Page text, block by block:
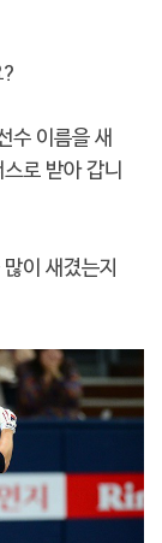
수 이름을 새
로 받아 갑니
이 새겼는지